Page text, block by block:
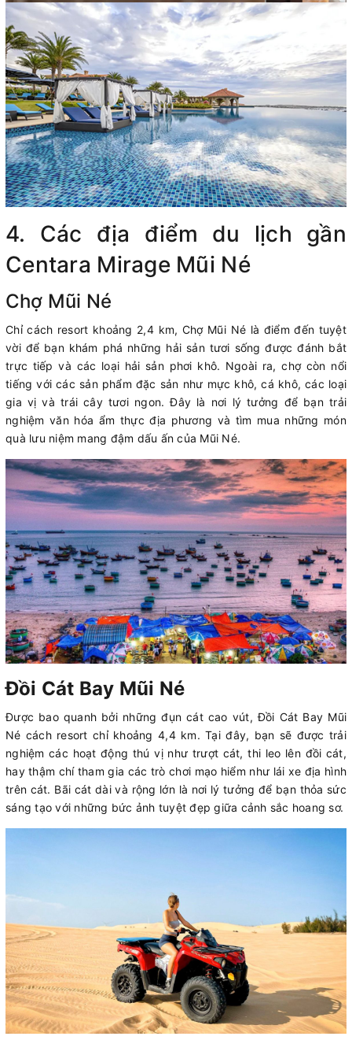
4. Các địa điểm du lịch gần
Centara Mirage Mũi Né
Chợ Mũi Né
Chỉ cách resort khoảng 2,4 km, Chợ Mũi Né là điểm đến tuyệt
vời để bạn khám phá những hải sản tươi sống được đánh bắt
trực tiếp và các loại hải sản phơi khô. Ngoài ra, chợ còn nổi
tiếng với các sản phẩm đặc sản như mực khô, cá khô, các loại
gia vị và trái cây tươi ngon. Đây là nơi lý tưởng để bạn trải
nghiệm văn hóa ẩm thực địa phương và tìm mua những món
quà lưu niệm mang đậm dấu ấn của Mũi Né.
Đồi Cát Bay Mũi Né
Được bao quanh bởi những đụn cát cao vút, Đồi Cát Bay Mũi
Né cách resort chỉ khoảng 4,4 km. Tại đây, bạn sẽ được trải
nghiệm các hoạt động thú vị như trượt cát, thi leo lên đồi cát,
hay thậm chí tham gia các trò chơi mạo hiểm như lái xe địa hình
trên cát. Bãi cát dài và rộng lớn là nơi lý tưởng để bạn thỏa sức
sáng tạo với những bức ảnh tuyệt đẹp giữa cảnh sắc hoang sơ.